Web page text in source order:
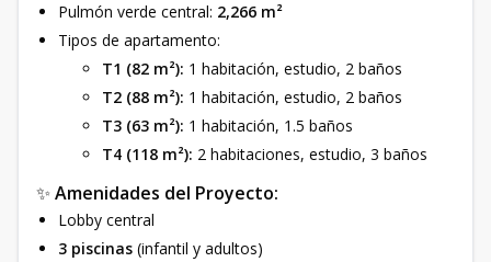
Pulmón verde central: 2,266 m²
Tipos de apartamento:
T1 (82 m²): 1 habitación, estudio, 2 baños
T2 (88 m²): 1 habitación, estudio, 2 baños
T3 (63 m²): 1 habitación, 1.5 baños
T4 (118 m²): 2 habitaciones, estudio, 3 baños
✨ Amenidades del Proyecto:
Lobby central
3 piscinas (infantil y adultos)